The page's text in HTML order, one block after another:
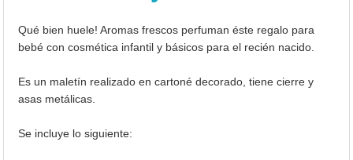
Qué bien huele! Aromas frescos perfuman éste regalo para
bebé con cosmética infantil y básicos para el recién nacido.
Es un maletín realizado en cartoné decorado, tiene cierre y
asas metálicas.
Se incluye lo siguiente: